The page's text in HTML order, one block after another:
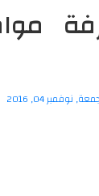
نوفمبر 04, 2016